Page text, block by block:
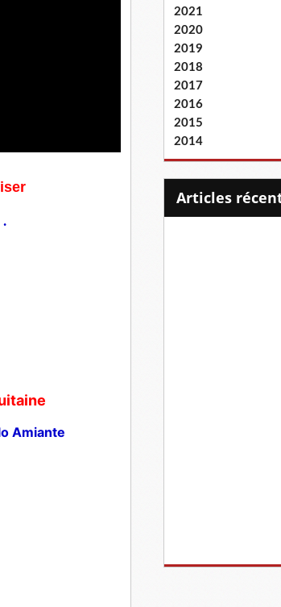
.
Amiante
2021
2020
2019
2018
2017
2016
2015
2014
articles